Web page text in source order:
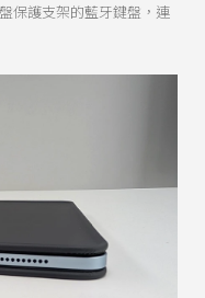
保護支架的藍牙鍵盤，連